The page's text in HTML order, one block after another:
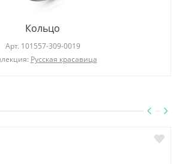
Кольцо
Арт. 101557-309-0019
Русская красавица